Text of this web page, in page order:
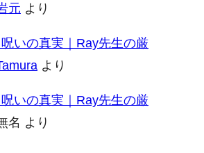
元 より
いの真実｜Ray先生の厳
より
いの真実｜Ray先生の厳
名 より